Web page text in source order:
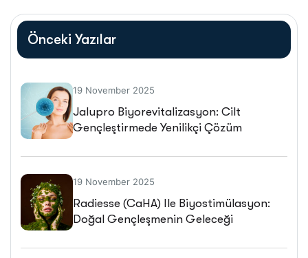
Önceki Yazılar
19 November 2025
Jalupro Biyorevitalizasyon: Cilt
Gençleştirmede Yenilikçi Çözüm
19 November 2025
Radiesse (CaHA) Ile Biyostimülasyon:
Doğal Gençleşmenin Geleceği